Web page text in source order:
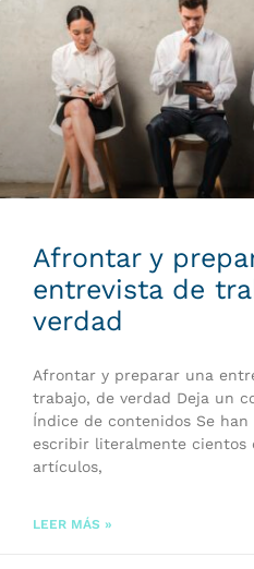
Afrontar y
entrevista de
verdad
Afrontar y preparar una
trabajo, de verdad Deja un
Índice de contenidos Se han
escribir literalmente cientos
artículos,
LEER MÁS »